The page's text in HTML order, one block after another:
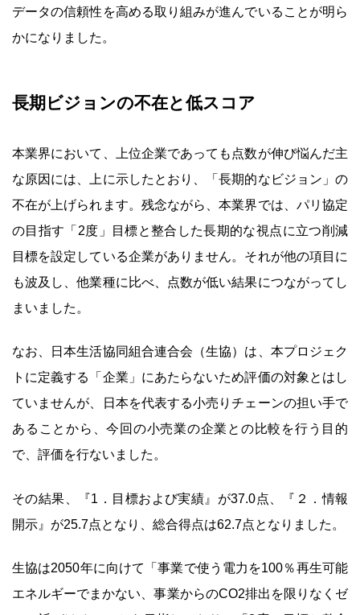
データの信頼性を高める取り組みが進んでいることが明ら
かになりました。
長期ビジョンの不在と低スコア
本業界において、上位企業であっても点数が伸び悩んだ主
な原因には、上に示したとおり、「長期的なビジョン」の
不在が上げられます。残念ながら、本業界では、パリ協定
の目指す「2度」目標と整合した長期的な視点に立つ削減
目標を設定している企業がありません。それが他の項目に
も波及し、他業種に比べ、点数が低い結果につながってし
まいました。
なお、日本生活協同組合連合会（生協）は、本プロジェク
トに定義する「企業」にあたらないため評価の対象とはし
ていませんが、日本を代表する小売りチェーンの担い手で
あることから、今回の小売業の企業との比較を行う目的
で、評価を行ないました。
その結果、『1．目標および実績』が37.0点、『２．情報
開示』が25.7点となり、総合得点は62.7点となりました。
生協は2050年に向けて「事業で使う電力を100％再生可能
エネルギーでまかない、事業からのCO2排出を限りなくゼ